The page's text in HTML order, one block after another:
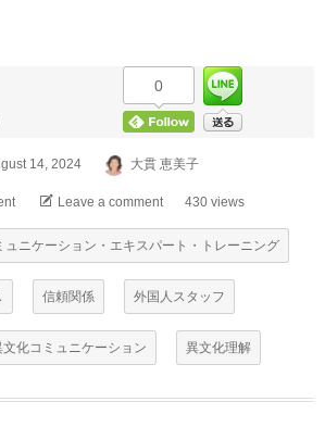
0
14 2024 大貫 恵美子
Leave a comment 430 views
ュニケーション・エキスパート・トレーニング
信頼関係 外国人スタッフ
文化コミュニケーション 異文化理解